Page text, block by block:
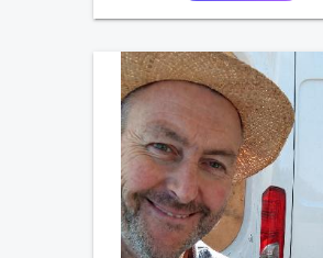
ravi….A très bientôt je